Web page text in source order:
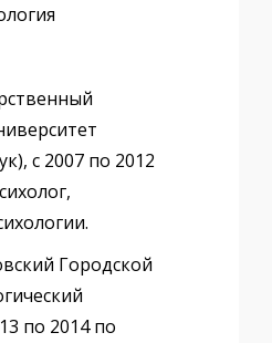
с 2007 по 2012
Городской
по 2014 по